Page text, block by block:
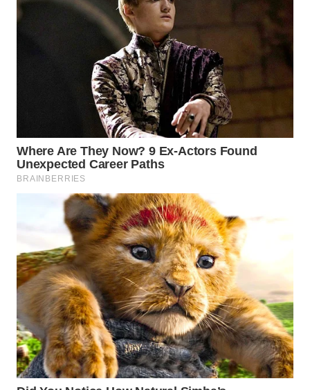
NATUNA
WN
LIKUPANG
LABUANBAJO
WN
BORNEO
Wahana
Media
Group
WAHANA
NEWS